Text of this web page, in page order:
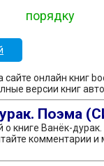
порядку
онлайн книг
версии книг
Поэма
о книге Ванёк-
комментарии и